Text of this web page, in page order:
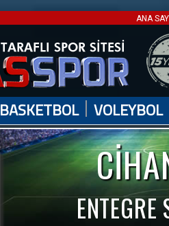
ANA
BASKETBOL | VOLEYBOL